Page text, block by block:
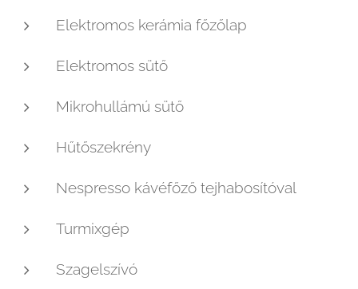
Elektromos kerámia főzőlap
Elektromos sütő
Mikrohullámú sütő
Hűtőszekrény
Nespresso kávéfőző tejhabosítóval
Turmixgép
Szagelszívó